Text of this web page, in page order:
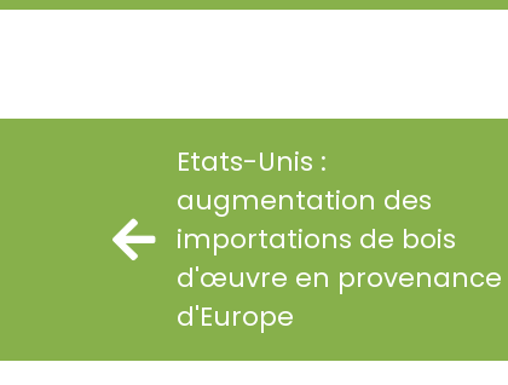
Etats-Unis :
augmentation des
importations de bois
d'œuvre en provenance
d'Europe